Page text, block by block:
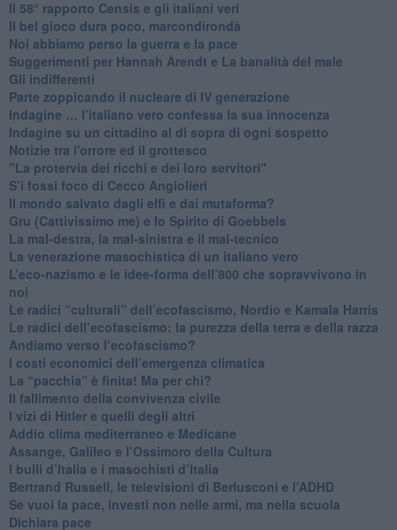
​Il 58° rapporto Censis e gli italiani veri
​Il bel gioco dura poco, marcondirondà
Noi abbiamo perso la guerra e la pace
Suggerimenti per Hannah Arendt e La banalità del male
​Gli indifferenti
Parte zoppicando il nucleare di IV generazione
​Indagine … l’italiano vero confessa la sua innocenza
Indagine su un cittadino al di sopra di ogni sospetto
Notizie tra l'orrore ed il grottesco
"La protervia dei ricchi e dei loro servitori"
S’i fossi foco di Cecco Angiolieri
​Il mondo salvato dagli elfi e dai mutaforma?
Gru (Cattivissimo me) e lo Spirito di Goebbels
​La mal-destra, la mal-sinistra e il mal-tecnico
​La venerazione masochistica di un italiano vero
​L’eco-nazismo e le idee-forma dell’800 che sopravvivono in
noi
​Le radici “culturali” dell’ecofascismo, Nordio e Kamala Harris
Le radici dell’ecofascismo: la purezza della terra e della razza
Andiamo verso l’ecofascismo?
I costi economici dell’emergenza climatica
​La “pacchia” è finita! Ma per chi?
​Il fallimento della convivenza civile
​I vizi di Hitler e quelli degli altri
Addio clima mediterraneo e Medicane
​Assange, Galileo e l’Ossimoro della Cultura
​I bulli d’Italia e i masochisti d’Italia
​Bertrand Russell, le televisioni di Berlusconi e l’ADHD
​Se vuoi la pace, investi non nelle armi, ma nella scuola
​Dichiara pace